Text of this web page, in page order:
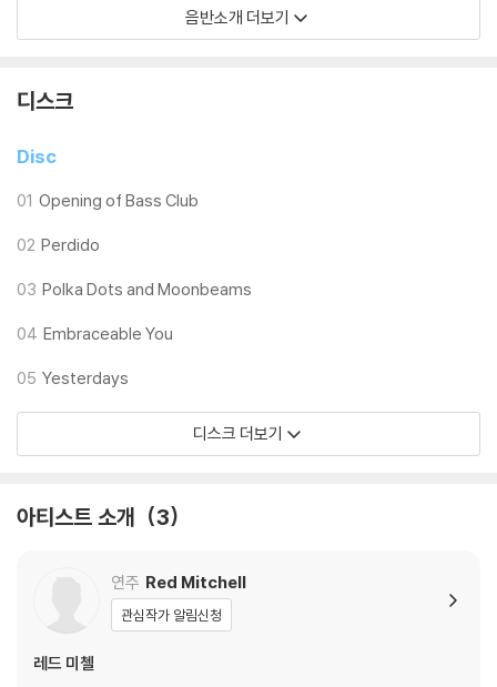
1) 제작/배송 과정에 따라 경미한 재킷 주름, 모서리 눌림, 갈라짐이 발생
할 수 있으며 속지(이너 슬리브)는 디스크와의 접촉으로 인해 갈라질 수
외관상 불량 확인되는 상품을 개봉 시엔 반품/교환 처리 불가합니다.
2) 디스크 라벨은 공정상 매끄럽게 부착되지 않을 수도 있으며 겉포장 비
닐은 품질보증대상이 아닙니다.
4) 디지털 다운로드 코드는 본사에서 공지 없이 증정 종료될 수 있습니다.
※ 재생 불량
1) 침압 조절 기능이 없는 턴테이블을 사용하시는 경우, (주로 올인원 형태
수 있습니다.
하니 침압 조절이 가능한 기기에서 재생하실 것을 권유 드립니다.
2) 디스크는 정전기와 먼지로 인해 재생이 원활하지 않은 경우가 있습니
다. 전용 제품으로 이를 제거하면 대부분 해결됩니다.
※ 디스크 외관 불량
렁거리거나 휘어지는 경우가 있습니다.
재생이 불안정한 경우 스태빌라이저를 사용하시면 좀 더 안정적인 재생이
가능합니다.
2) 재생 음역의 왜곡을 최소화 하고 반복 재생시에도 최대한 일관되게 유
지되도록 디스크 센터 홀 구경이 작게 제작되는 경우가 있습니다. 턴테이
음반소개 더보기
디스크
Disc
01 Opening of Bass Club
02 Perdido
03 Polka Dots and Moonbeams
04 Embraceable You
05 Yesterdays
디스크 더보기
아티스트 소개 3
연주 Red Mitchell
관심작가 알림신청
레드 미첼